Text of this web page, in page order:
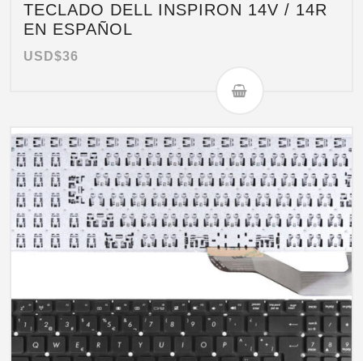
TECLADO DELL INSPIRON 14V / 14R
EN ESPAÑOL
USD$36